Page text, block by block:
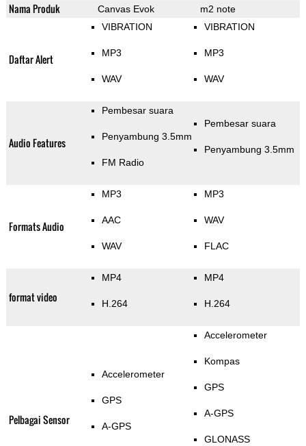
Nama Produk Canvas Evok m2 note
Daftar Alert
VIBRATION
MP3
WAV
VIBRATION
MP3
WAV
Audio Features
Pembesar suara
Penyambung 3.5mm
FM Radio
Pembesar suara
Penyambung 3.5mm
Formats Audio
MP3
AAC
WAV
MP3
WAV
FLAC
format video
MP4
H.264
MP4
H.264
Pelbagai Sensor
Accelerometer
GPS
A-GPS
Accelerometer
Kompas
GPS
A-GPS
GLONASS